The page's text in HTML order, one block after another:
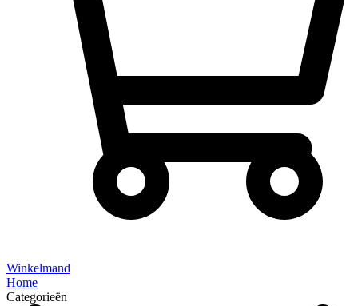
Winkelmand
Home
Categorieën